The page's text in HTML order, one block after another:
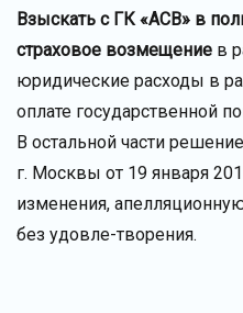
Взыскать с ГК «АСВ» в
страховое возмещение в
юридические расходы в
оплате государственной
В остальной части
г. Москвы от 19 января
изменения,
без удовле-творения.